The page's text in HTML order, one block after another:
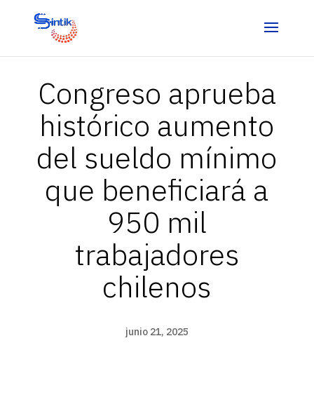
Congreso aprueba
histórico aumento
del sueldo mínimo
que beneficiará a
950 mil
trabajadores
chilenos
junio 21, 2025